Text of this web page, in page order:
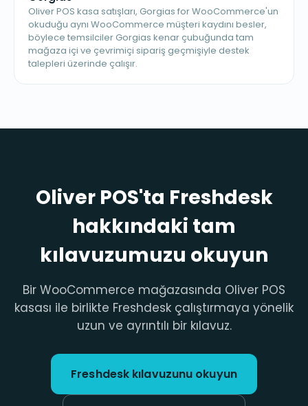
Oliver POS kasa satışları, Gorgias for WooCommerce'un
okuduğu aynı WooCommerce müşteri kaydını besler,
böylece temsilciler Gorgias kenar çubuğunda tam
mağaza içi ve çevrimiçi sipariş geçmişiyle destek
talepleri üzerinde çalışır.
Oliver POS'ta Freshdesk
hakkındaki tam
kılavuzumuzu okuyun
Bir WooCommerce mağazasında Oliver POS
kasası ile birlikte Freshdesk çalıştırmaya yönelik
uzun ve ayrıntılı bir kılavuz.
Freshdesk kılavuzunu okuyun